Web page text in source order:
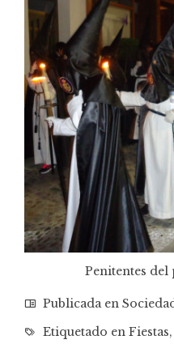
Penitentes del
Publicada en
Etiquetado en Fiestas,